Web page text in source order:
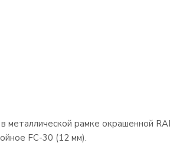
металлической рамке окрашенной
FC-30 (12 мм).